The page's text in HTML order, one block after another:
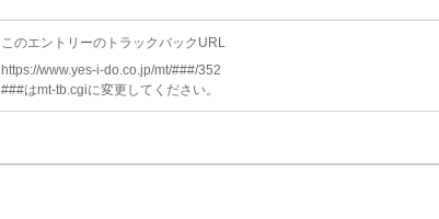
このエントリーのトラックバックURL
https://www.yes-i-do.co.jp/mt/###/352
###はmt-tb.cgiに変更してください。